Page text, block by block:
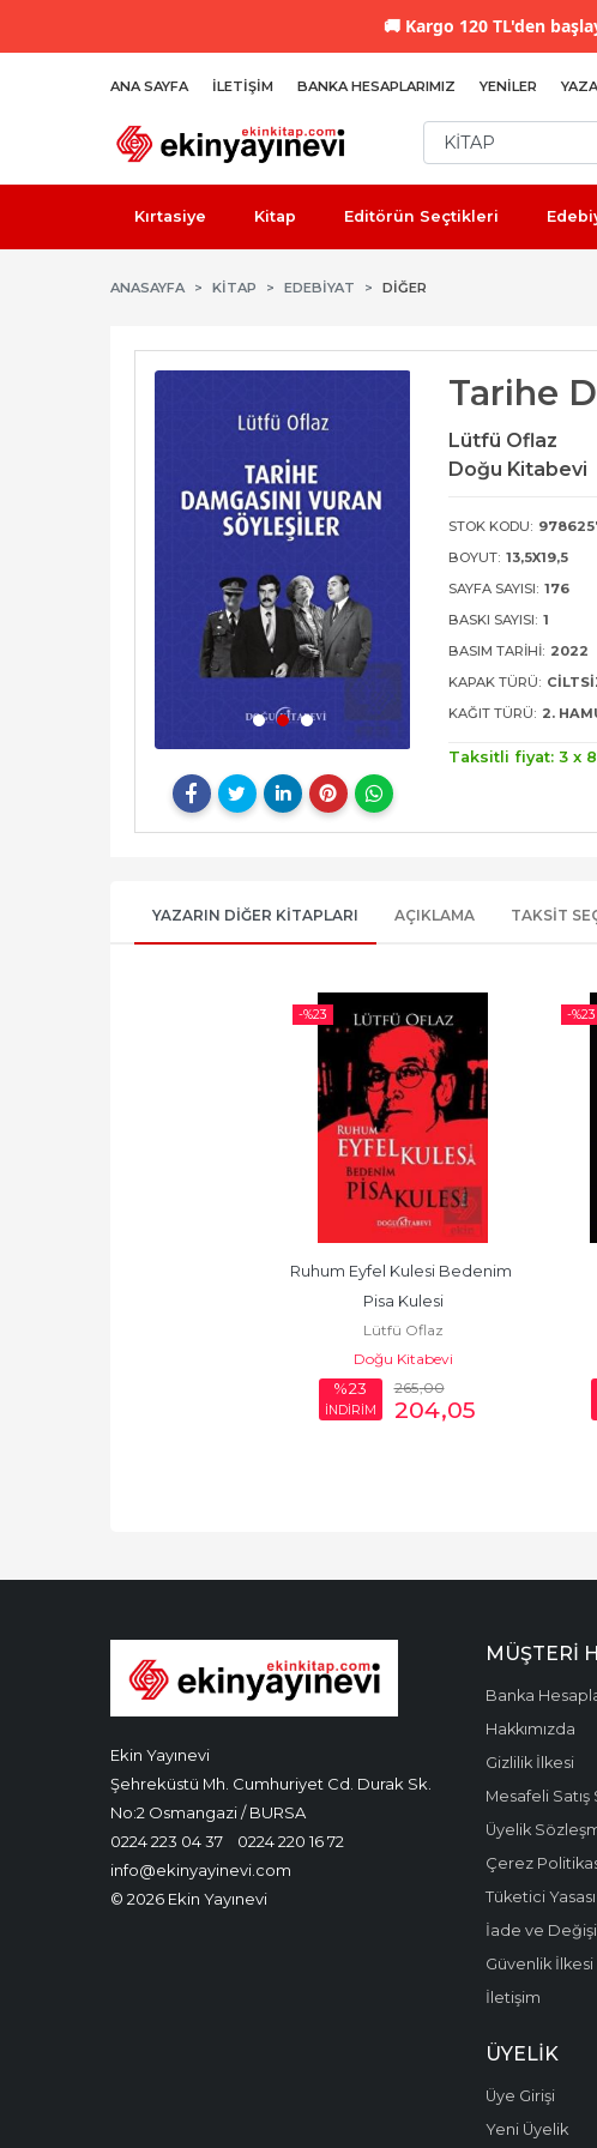
🚚 Kargo 120 TL'den
ANA SAYFA İLETIŞIM BANKA HESAPLARIMIZ YENILER
Kırtasiye Kitap Editörün Seçtikleri
ANASAYFA KİTAP EDEBIYAT DIĞER
Tarihe
Lütfü Oflaz
Doğu Kitabevi
STOK KODU:
BOYUT: 13,5X19,5
SAYFA SAYISI: 176
BASKI SAYISI: 1
BASIM TARIHI: 2022
KAPAK TÜRÜ:
KAĞIT TÜRÜ: 2.
Taksitli fiyat: 3 x
YAZARIN DIĞER KITAPLARI AÇIKLAMA TAKSIT
-%23
Ruhum Eyfel Kulesi Bedenim
Pisa Kulesi
Lütfü Oflaz
Doğu Kitabevi
%23
İNDİRİM
265,00
204,05
-%23
Ekin Yayınevi
Şehreküstü Mh. Cumhuriyet Cd. Durak Sk.
No:2 Osmangazi / BURSA
0224 223 04 37
0224 220 16 72
info@ekinyayinevi.com
© 2026 Ekin Yayınevi
MÜŞTERI
Banka
Hakkımızda
Gizlilik İlkesi
Mesafeli
Üyelik
Çerez
Tüketici Yasası
İade ve
Güvenlik İlkesi
İletişim
ÜYELIK
Üye Girişi
Yeni Üyelik